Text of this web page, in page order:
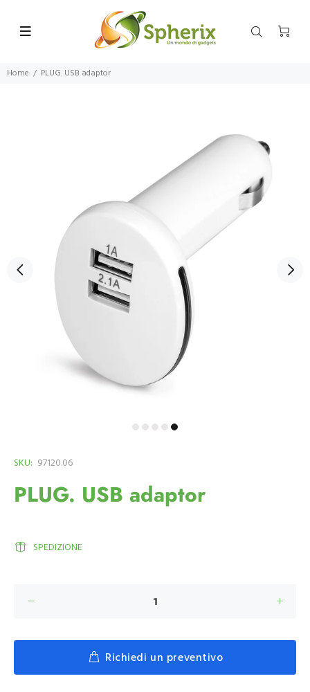
Home PLUG. USB adaptor
SKU: 97120.06
PLUG. USB adaptor
SPEDIZIONE
Richiedi un preventivo